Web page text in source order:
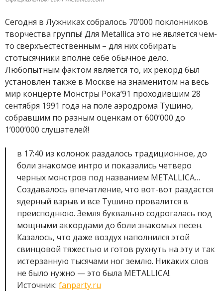
Сегодня в Лужниках собралось 70’000 поклонников
творчества группы! Для Metallica это не является чем-
то сверхъестественным – для них собирать
стотысячники вполне себе обычное дело.
Любопытным фактом является то, их рекорд был
установлен также в Москве на знаменитом на весь
мир концерте Монстры Рока’91 проходившим 28
сентября 1991 года на поле аэродрома Тушино,
собравшим по разным оценкам от 600’000 до
1’000’000 слушателей!
в 17:40 из колонок раздалось традиционное, до
боли знакомое интро и показались четверо
черных монстров под названием METALLICA…
Создавалось впечатление, что вот-вот раздастся
ядерный взрыв и все Тушино провалится в
преисподнюю. Земля буквально содрогалась под
мощными аккордами до боли знакомых песен.
Казалось, что даже воздух наполнился этой
свинцовой тяжестью и готов рухнуть на эту и так
истерзанную тысячами ног землю. Никаких слов
не было нужно — это была METALLICA!.
Источник: fanparty.ru